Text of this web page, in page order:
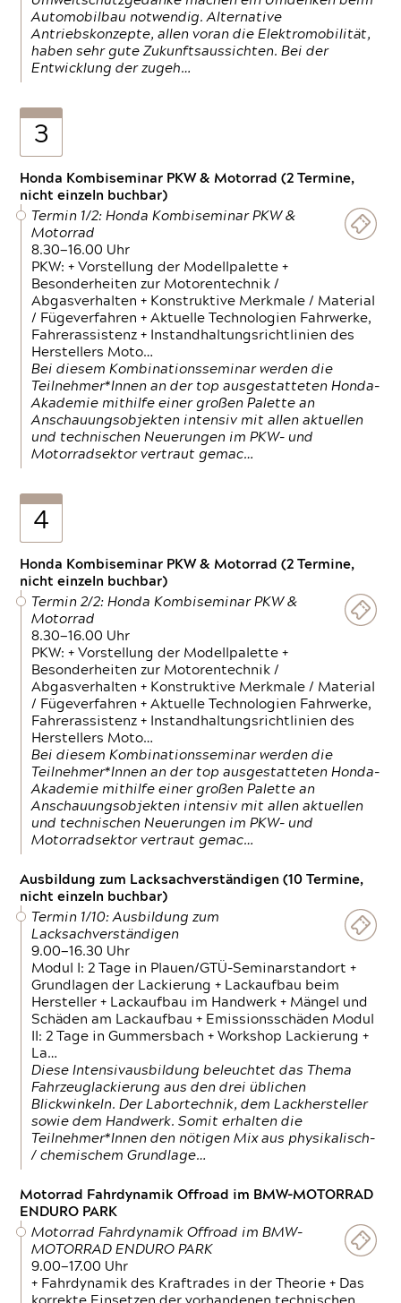
Automobilbau notwendig. Alternative
Antriebskonzepte, allen voran die Elektromobilität,
haben sehr gute Zukunftsaussichten. Bei der
Entwicklung der zugeh…
3
Honda Kombiseminar PKW & Motorrad (2 Termine,
nicht einzeln buchbar)
Termin 1/2: Honda Kombiseminar PKW &
Motorrad
8.30—16.00 Uhr
PKW: + Vorstellung der Modellpalette +
Besonderheiten zur Motorentechnik /
Abgasverhalten + Konstruktive Merkmale / Material
/ Fügeverfahren + Aktuelle Technologien Fahrwerke,
Fahrerassistenz + Instandhaltungsrichtlinien des
Herstellers Moto…
Bei diesem Kombinationsseminar werden die
Teilnehmer*Innen an der top ausgestatteten Honda-
Akademie mithilfe einer großen Palette an
Anschauungsobjekten intensiv mit allen aktuellen
und technischen Neuerungen im PKW- und
Motorradsektor vertraut gemac…
4
Honda Kombiseminar PKW & Motorrad (2 Termine,
nicht einzeln buchbar)
Termin 2/2: Honda Kombiseminar PKW &
Motorrad
8.30—16.00 Uhr
PKW: + Vorstellung der Modellpalette +
Besonderheiten zur Motorentechnik /
Abgasverhalten + Konstruktive Merkmale / Material
/ Fügeverfahren + Aktuelle Technologien Fahrwerke,
Fahrerassistenz + Instandhaltungsrichtlinien des
Herstellers Moto…
Bei diesem Kombinationsseminar werden die
Teilnehmer*Innen an der top ausgestatteten Honda-
Akademie mithilfe einer großen Palette an
Anschauungsobjekten intensiv mit allen aktuellen
und technischen Neuerungen im PKW- und
Motorradsektor vertraut gemac…
Ausbildung zum Lacksachverständigen (10 Termine,
nicht einzeln buchbar)
Termin 1/10: Ausbildung zum
Lacksachverständigen
9.00—16.30 Uhr
Modul I: 2 Tage in Plauen/GTÜ-Seminarstandort +
Grundlagen der Lackierung + Lackaufbau beim
Hersteller + Lackaufbau im Handwerk + Mängel und
Schäden am Lackaufbau + Emissionsschäden Modul
II: 2 Tage in Gummersbach + Workshop Lackierung +
La…
Diese Intensivausbildung beleuchtet das Thema
Fahrzeuglackierung aus den drei üblichen
Blickwinkeln. Der Labortechnik, dem Lackhersteller
sowie dem Handwerk. Somit erhalten die
Teilnehmer*Innen den nötigen Mix aus physikalisch-
/ chemischem Grundlage…
Motorrad Fahrdynamik Offroad im BMW-MOTORRAD
ENDURO PARK
Motorrad Fahrdynamik Offroad im BMW-
MOTORRAD ENDURO PARK
9.00—17.00 Uhr
+ Fahrdynamik des Kraftrades in der Theorie + Das